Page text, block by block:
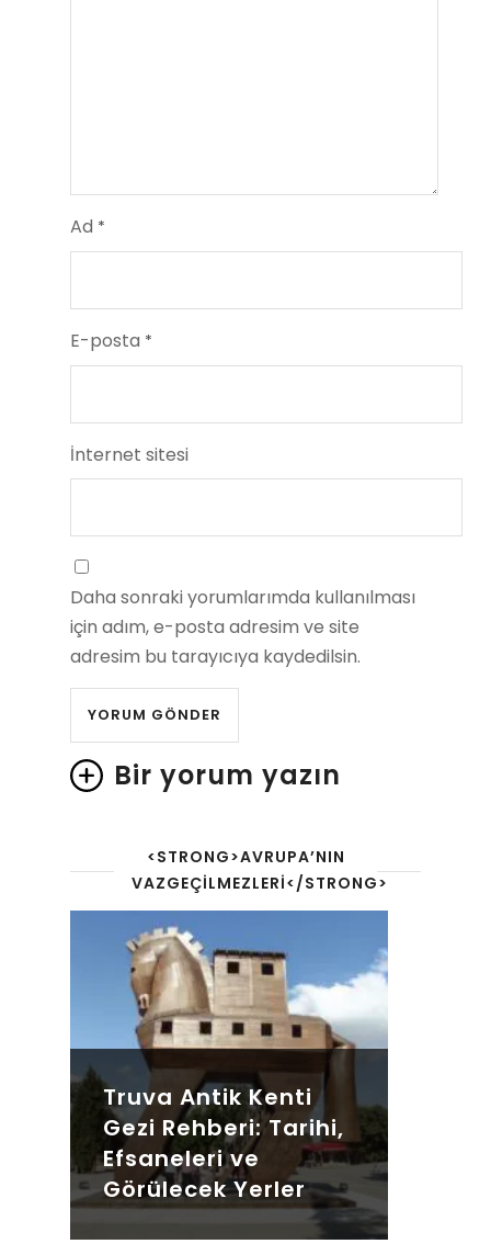
Ad *
E-posta *
İnternet sitesi
Daha sonraki yorumlarımda kullanılması
için adım, e-posta adresim ve site
adresim bu tarayıcıya kaydedilsin.
Bir yorum yazın
<STRONG>AVRUPA’NIN
VAZGEÇILMEZLERI</STRONG>
Truva Antik Kenti
Gezi Rehberi: Tarihi,
Efsaneleri ve
Görülecek Yerler